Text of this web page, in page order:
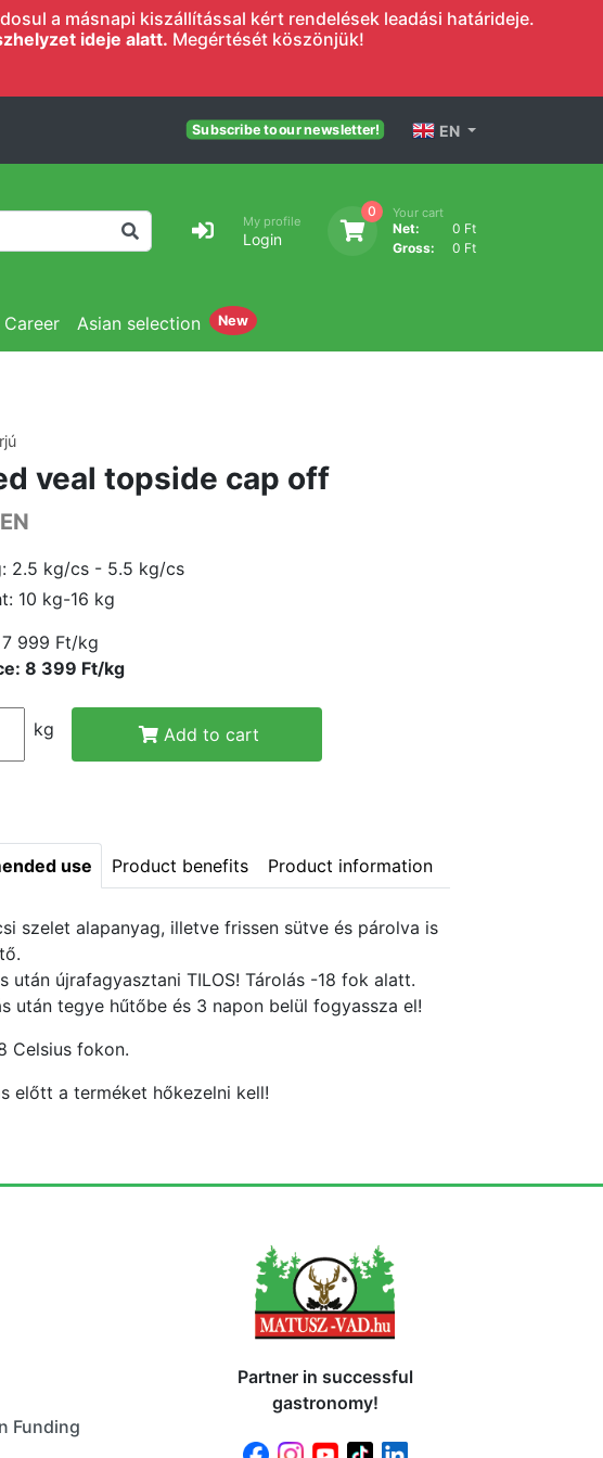
a másnapi kiszállítással kért rendelések leadási határideje.
ideje alatt. Megértését köszönjük!
Subscribe to our newsletter! EN
My profile
Login
0 Your cart
Net:
0 Ft
Gross:
0 Ft
Career Asian selection New
veal topside cap off
2.5 kg/cs - 5.5 kg/cs
10 kg-16 kg
7 999 Ft/kg
8 399 Ft/kg
kg Add to cart
use Product benefits Product information
szelet alapanyag, illetve frissen sütve és párolva is
után újrafagyasztani TILOS! Tárolás -18 fok alatt.
után tegye hűtőbe és 3 napon belül fogyassza el!
Celsius fokon.
előtt a terméket hőkezelni kell!
Funding
Partner in successful
gastronomy!